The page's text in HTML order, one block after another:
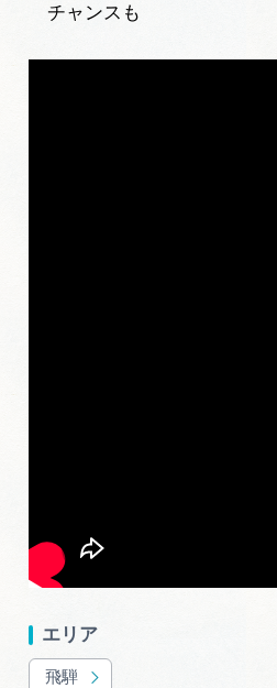
チャンスも
エリア
飛騨